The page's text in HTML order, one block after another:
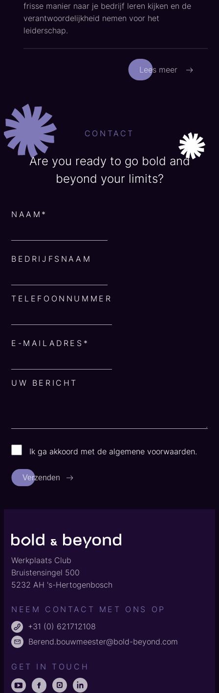
frisse manier naar je bedrijf leren kijken en de
verantwoordelijkheid nemen voor het
leiderschap.
Lees meer
CONTACT
Are you ready to go bold and
beyond your limits?
NAAM*
BEDRIJFSNAAM
TELEFOONNUMMER
E-MAILADRES*
UW BERICHT
Ik ga akkoord met de algemene voorwaarden.
Verzenden
Werkplaats Club
Bruistensingel 500
5232 AH 's-Hertogenbosch
NEEM CONTACT MET ONS OP
+31 (0) 621712108
Berend.bouwmeester@bold-beyond.com
GET IN TOUCH